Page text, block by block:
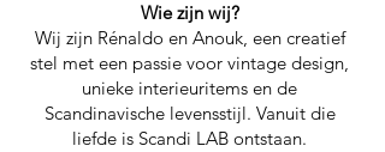
Wie zijn wij?
Wij zijn Rénaldo en Anouk, een creatief
stel met een passie voor vintage design,
unieke interieuritems en de
Scandinavische levensstijl. Vanuit die
liefde is Scandi LAB ontstaan.